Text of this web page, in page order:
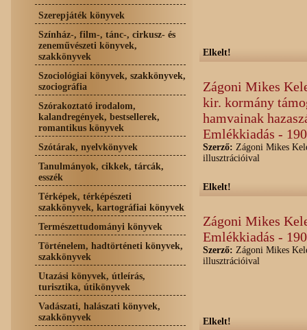
Szerepjáték könyvek
Színház-, film-, tánc-, cirkusz- és
zeneművészeti könyvek,
szakkönyvek
Szociológiai könyvek, szakkönyvek,
szociográfia
Szórakoztató irodalom,
kalandregények, bestsellerek,
romantikus könyvek
Szótárak, nyelvkönyvek
Tanulmányok, cikkek, tárcák,
esszék
Térképek, térképészeti
szakkönyvek, kartográfiai könyvek
Természettudományi könyvek
Történelem, hadtörténeti könyvek,
szakkönyvek
Utazási könyvek, útleírás,
turisztika, útikönyvek
Vadászati, halászati könyvek,
szakkönyvek
Elkelt!
Zágoni Mikes
kir. kormány
hamvainak
Emlékkiadás -
Szerző: Zágoni Mikes
illusztrációival
Elkelt!
Zágoni Mikes
Emlékkiadás -
Szerző: Zágoni Mikes
illusztrációival
Elkelt!